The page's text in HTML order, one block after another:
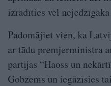
izrādīties vēl
Padomājiet vien, ka
ar tādu premjerministra
partijas “Haoss un
Gobzems un iegāzīsies